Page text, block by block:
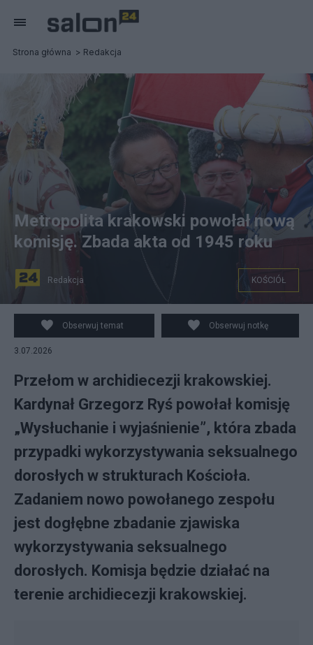
Strona główna Redakcja
Metropolita krakowski powołał nową
komisję. Zbada akta od 1945 roku
Redakcja KOŚCIÓŁ
Obserwuj temat Obserwuj notkę
3.07.2026
Przełom w archidiecezji krakowskiej.
Kardynał Grzegorz Ryś powołał komisję
„Wysłuchanie i wyjaśnienie”, która zbada
przypadki wykorzystywania seksualnego
dorosłych w strukturach Kościoła.
Zadaniem nowo powołanego zespołu
jest dogłębne zbadanie zjawiska
wykorzystywania seksualnego
dorosłych. Komisja będzie działać na
terenie archidiecezji krakowskiej.